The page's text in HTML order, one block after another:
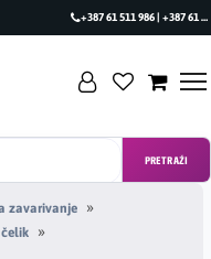
+387 61 511 986 | +387 61 493 470
PRETRAŽI
zavarivanje
čelik